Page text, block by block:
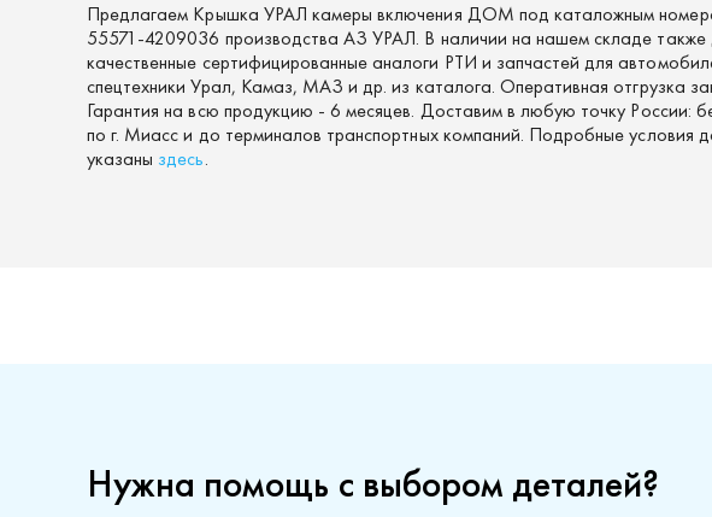
Предлагаем Крышка УРАЛ камеры включения ДОМ под каталожным
55571-4209036 производства АЗ УРАЛ. В наличии на нашем складе также
качественные сертифицированные аналоги РТИ и запчастей для
спецтехники Урал, Камаз, МАЗ и др. из каталога. Оперативная отгрузка
Гарантия на всю продукцию - 6 месяцев. Доставим в любую точку России:
по г. Миасс и до терминалов транспортных компаний. Подробные условия
указаны здесь.
Нужна помощь с выбором деталей?